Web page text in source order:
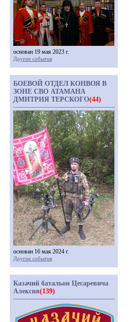
основан 19 мая 2023 г.
Другие события
БОЕВОЙ ОТДЕЛ КОНВОЯ В
ЗОНЕ СВО АТАМАНА
ДМИТРИЯ ТЕРСКОГО(44)
основан 16 мая 2024 г.
Другие события
Казачий батальон Цесаревича
Алексия(139)